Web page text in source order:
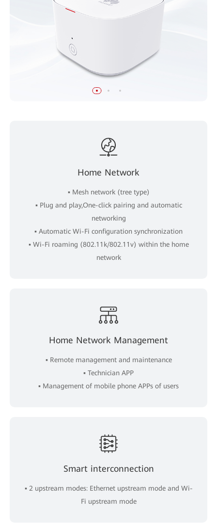
Home Network
▪ Mesh network (tree type)
▪ Plug and play,One-click pairing and automatic
networking
▪ Automatic Wi-Fi configuration synchronization
▪ Wi-Fi roaming (802.11k/802.11v) within the home
network
Home Network Management
▪ Remote management and maintenance
▪ Technician APP
▪ Management of mobile phone APPs of users
Smart interconnection
▪ 2 upstream modes: Ethernet upstream mode and Wi-
Fi upstream mode